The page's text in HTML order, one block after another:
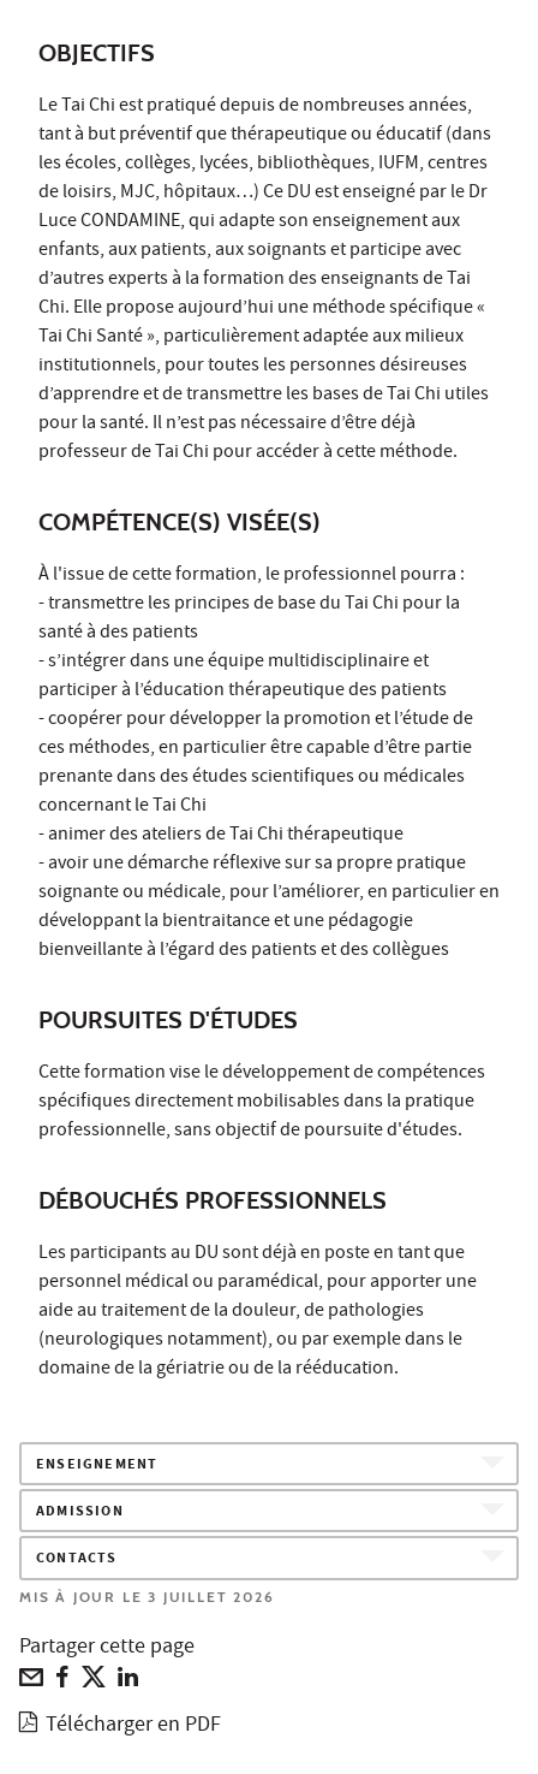
OBJECTIFS
Le Tai Chi est pratiqué depuis de nombreuses années,
tant à but préventif que thérapeutique ou éducatif (dans
les écoles, collèges, lycées, bibliothèques, IUFM, centres
de loisirs, MJC, hôpitaux…) Ce DU est enseigné par le Dr
Luce CONDAMINE, qui adapte son enseignement aux
enfants, aux patients, aux soignants et participe avec
d’autres experts à la formation des enseignants de Tai
Chi. Elle propose aujourd’hui une méthode spécifique «
Tai Chi Santé », particulièrement adaptée aux milieux
institutionnels, pour toutes les personnes désireuses
d’apprendre et de transmettre les bases de Tai Chi utiles
pour la santé. Il n’est pas nécessaire d’être déjà
professeur de Tai Chi pour accéder à cette méthode.
COMPÉTENCE(S) VISÉE(S)
À l'issue de cette formation, le professionnel pourra :
- transmettre les principes de base du Tai Chi pour la
santé à des patients
- s’intégrer dans une équipe multidisciplinaire et
participer à l’éducation thérapeutique des patients
- coopérer pour développer la promotion et l’étude de
ces méthodes, en particulier être capable d’être partie
prenante dans des études scientifiques ou médicales
concernant le Tai Chi
- animer des ateliers de Tai Chi thérapeutique
- avoir une démarche réflexive sur sa propre pratique
soignante ou médicale, pour l’améliorer, en particulier en
développant la bientraitance et une pédagogie
bienveillante à l’égard des patients et des collègues
POURSUITES D'ÉTUDES
Cette formation vise le développement de compétences
spécifiques directement mobilisables dans la pratique
professionnelle, sans objectif de poursuite d'études.
DÉBOUCHÉS PROFESSIONNELS
Les participants au DU sont déjà en poste en tant que
personnel médical ou paramédical, pour apporter une
aide au traitement de la douleur, de pathologies
(neurologiques notamment), ou par exemple dans le
domaine de la gériatrie ou de la rééducation.
ENSEIGNEMENT
ADMISSION
CONTACTS
MIS À JOUR LE 3 JUILLET 2026
Partager cette page
Télécharger en PDF